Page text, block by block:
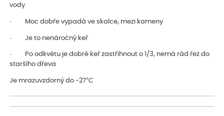
vody
· Moc dobře vypadá ve skalce, mezi kameny
· Je to nenáročný keř
· Po odkvětu je dobré keř zastřihnout o 1/3, nemá rád řez do
staršího dřeva
Je mrazuvzdorný do -27°C